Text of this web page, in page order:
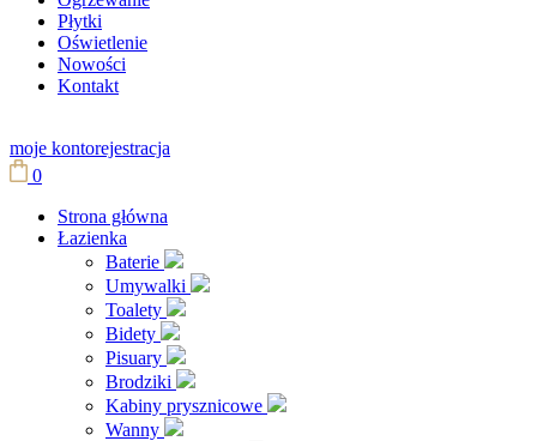
Płytki
Oświetlenie
Nowości
Kontakt
moje kontorejestracja
0
Strona główna
Łazienka
Baterie
Umywalki
Toalety
Bidety
Pisuary
Brodziki
Kabiny prysznicowe
Wanny